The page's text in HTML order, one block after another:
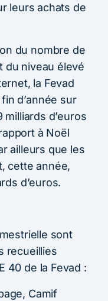
leurs achats de
du nombre de
du niveau élevé
la Fevad
d’année sur
d’euros
à Noël
ailleurs que les
cette année,
d’euros.
sont
recueillies
40 de la Fevad :
Camif